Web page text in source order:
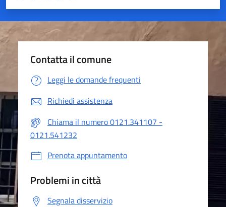
Valuta 5 stelle su 5
Valuta 4 stelle su 5
Valuta 3 stelle su 5
Valuta 2 stelle su 5
Valuta 1 stelle su 5
Contatta il comune
Leggi le domande frequenti
Richiedi assistenza
Chiama il numero 0121.341107 -
0121.541232
Prenota appuntamento
Problemi in città
Segnala disservizio